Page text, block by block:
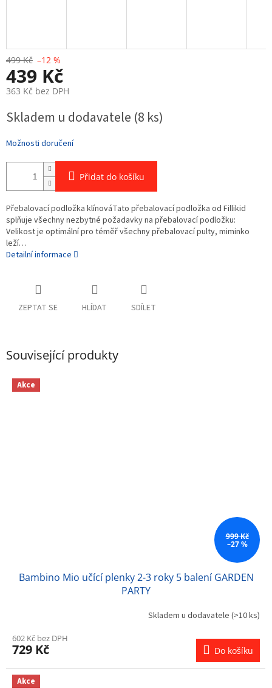
499 Kč –12 %
439 Kč
363 Kč bez DPH
cena:
Skladem u dodavatele (8 ks)
Možnosti doručení
Přidat do košíku
Přebalovací podložka klínováTato přebalovací podložka od Fillikid
splňuje všechny nezbytné požadavky na přebalovací podložku:
Velikost je optimální pro téměř všechny přebalovací pulty, miminko
leží…
Detailní informace
ZEPTAT SE HLÍDAT SDÍLET
Související produkty
Akce
999 Kč
–27 %
Bambino Mio učící plenky 2-3 roky 5 balení GARDEN
PARTY
Skladem u dodavatele (>10 ks)
602 Kč bez DPH
729 Kč Do košíku
Akce